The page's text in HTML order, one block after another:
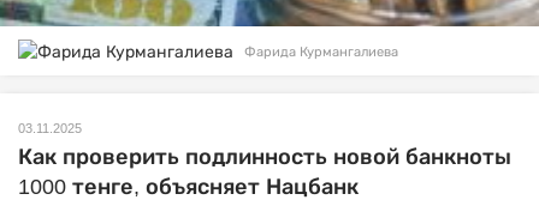
Фарида Курмангалиева
03.11.2025
Как проверить подлинность новой банкноты
1000 тенге, объясняет Нацбанк